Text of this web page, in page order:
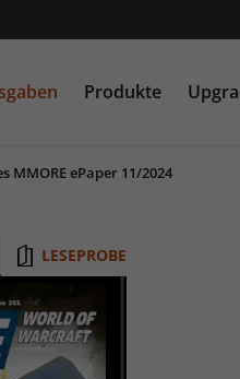
Produkte
MMORE ePaper 11/2024
LESEPROBE